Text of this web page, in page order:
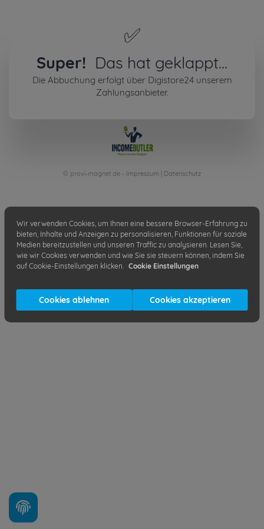
✅
Super! Das hat geklappt...
Die Abbuchung erfolgt über Digistore24 unserem
Zahlungsanbieter.
© provi-magnet.de - Impressum Datenschutz
Wir verwenden Cookies, um Ihnen eine bessere Browser-Erfahrung zu
bieten, Inhalte und Anzeigen zu personalisieren, Funktionen für soziale
Medien bereitzustellen und unseren Traffic zu analysieren. Lesen Sie,
wie wir Cookies verwenden und wie Sie sie steuern können, indem Sie
auf Cookie-Einstellungen klicken. Cookie Einstellungen
Cookies ablehnen Cookies akzeptieren